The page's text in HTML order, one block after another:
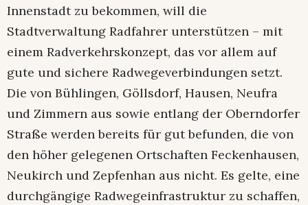
Innenstadt zu bekommen, will die
Stadtverwaltung Radfahrer unterstützen – mit
einem Radverkehrskonzept, das vor allem auf
gute und sichere Radwegeverbindungen setzt.
Die von Bühlingen, Göllsdorf, Hausen, Neufra
und Zimmern aus sowie entlang der Oberndorfer
Straße werden bereits für gut befunden, die von
den höher gelegenen Ortschaften Feckenhausen,
Neukirch und Zepfenhan aus nicht. Es gelte, eine
durchgängige Radwegeinfrastruktur zu schaffen,